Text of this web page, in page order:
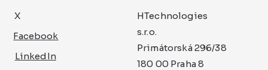
Facebook
LinkedIn
X
HTechnologies
s.r.o.
Primátorská 296/38
180 00 Praha 8